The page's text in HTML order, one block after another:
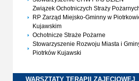
Związek Ochotniczych Straży
RP Zarząd Miejsko-Gminny w
Kujawskim
Ochotnicze Straże Pożarne
Stowarzyszenie Rozwoju Miasta i
Piotrków Kujawski
WARSZTATY TERAPII ZAJĘCIOWEJ